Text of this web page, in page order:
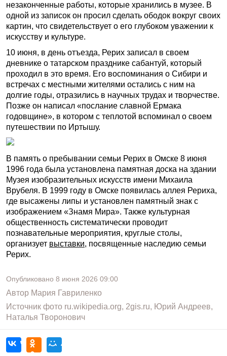
незаконченные работы, которые хранились в музее. В
одной из записок он просил сделать ободок вокруг своих
картин, что свидетельствует о его глубоком уважении к
искусству и культуре.
10 июня, в день отъезда, Рерих записал в своем
дневнике о татарском празднике сабантуй, который
проходил в это время. Его воспоминания о Сибири и
встречах с местными жителями остались с ним на
долгие годы, отразились в научных трудах и творчестве.
Позже он написал «послание славной Ермака
годовщине», в котором с теплотой вспоминал о своем
путешествии по Иртышу.
В память о пребывании семьи Рерих в Омске 8 июня
1996 года была установлена памятная доска на здании
Музея изобразительных искусств имени Михаила
Врубеля. В 1999 году в Омске появилась аллея Рериха,
где высажены липы и установлен памятный знак с
изображением «Знамя Мира». Также культурная
общественность систематически проводит
познавательные мероприятия, круглые столы,
организует выставки, посвященные наследию семьи
Рерих.
Опубликовано 8 июня 2026 09:00
Автор Мария Гавриленко
Источник фото ru.wikipedia.org, 2gis.ru, Юрий Андреев,
Наталья Творонович